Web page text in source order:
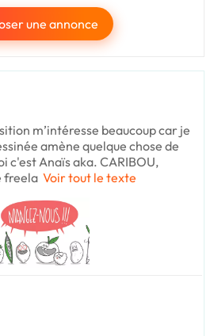
une annonce
m’intéresse beaucoup car je
amène quelque chose de
c'est Anaïs aka. CARIBOU,
freela Voir tout le texte